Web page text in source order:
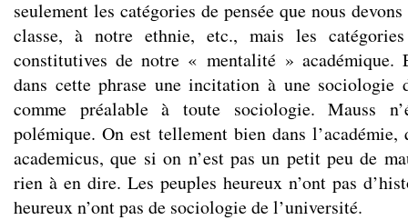
seulement les catégories de pensée que nous
classe, à notre ethnie, etc., mais les
constitutives de notre « mentalité »
dans cette phrase une incitation à une sociologie
comme préalable à toute sociologie. Mauss
polémique. On est tellement bien dans
academicus, que si on n’est pas un petit peu de
rien à en dire. Les peuples heureux n’ont pas
heureux n’ont pas de sociologie de l’université.